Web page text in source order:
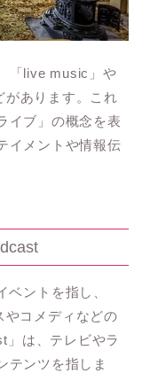
「live music」や
があります。これ
イブ」の概念を表
イメントや情報伝
ベントを指し、
やコメディなどの
」は、テレビやラ
テンツを指しま